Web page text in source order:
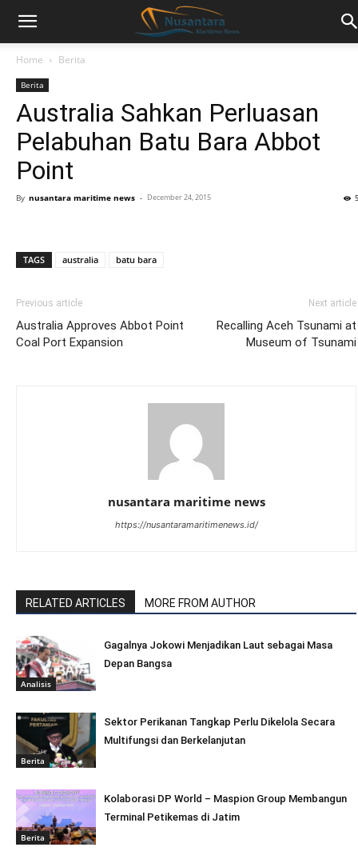
Home Berita
Berita
Australia Sahkan Perluasan
Pelabuhan Batu Bara Abbot
Point
By nusantara maritime news - December 24, 2015
TAGS australia batu bara
Previous article
Australia Approves Abbot Point
Coal Port Expansion
Next article
Recalling Aceh Tsunami at
Museum of Tsunami
nusantara maritime news
https://nusantaramaritimenews.id/
RELATED ARTICLES MORE FROM AUTHOR
Analisis
Gagalnya Jokowi Menjadikan Laut sebagai Masa
Depan Bangsa
Berita
Sektor Perikanan Tangkap Perlu Dikelola Secara
Multifungsi dan Berkelanjutan
Berita
Kolaborasi DP World – Maspion Group Membangun
Terminal Petikemas di Jatim